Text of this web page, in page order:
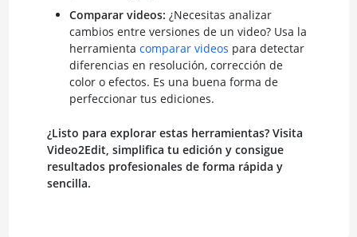
Comparar videos: ¿Necesitas analizar
cambios entre versiones de un video? Usa la
herramienta comparar videos para detectar
diferencias en resolución, corrección de
color o efectos. Es una buena forma de
perfeccionar tus ediciones.
¿Listo para explorar estas herramientas? Visita
Video2Edit, simplifica tu edición y consigue
resultados profesionales de forma rápida y
sencilla.